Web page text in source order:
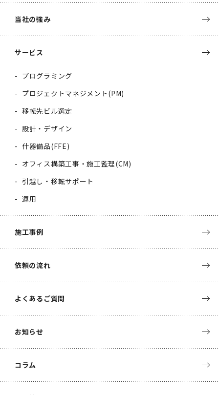
当社の強み
サービス
プログラミング
プロジェクトマネジメント(PM)
移転先ビル選定
設計・デザイン
什器備品(FFE)
オフィス構築工事・施工監理(CM)
引越し・移転サポート
運用
施工事例
依頼の流れ
よくあるご質問
お知らせ
コラム